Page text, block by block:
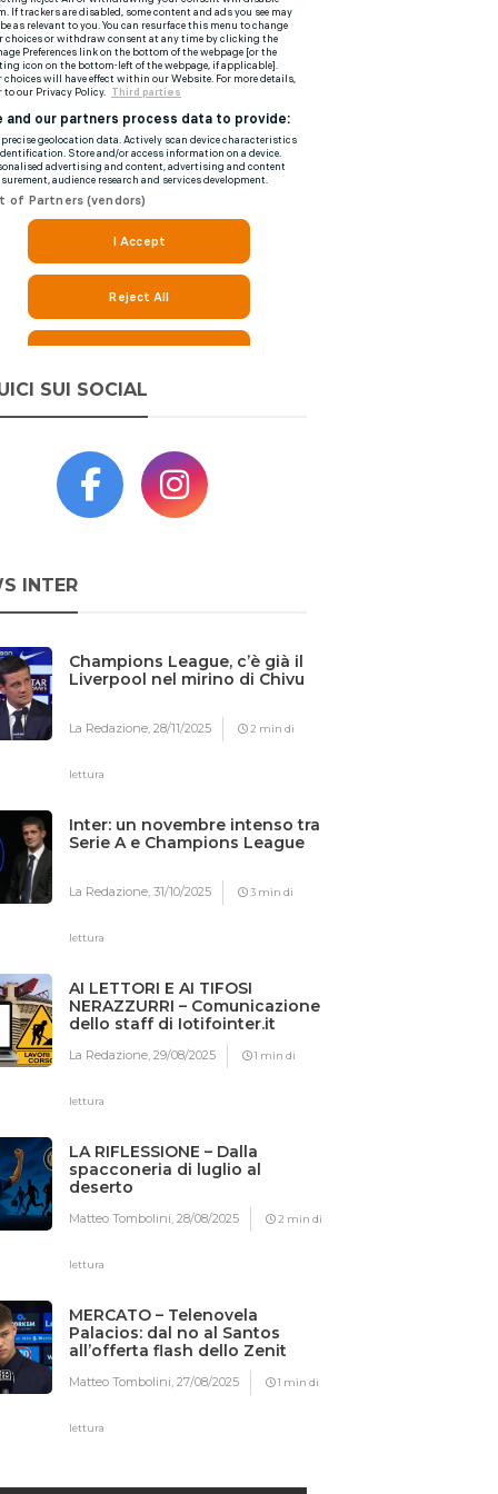
SUI SOCIAL
INTER
Champions League, c’è già il
Liverpool nel mirino di Chivu
La Redazione,28/11/2025 2 min di
lettura
Inter: un novembre intenso tra
Serie A e Champions League
La Redazione,31/10/2025 3 min di
lettura
AI LETTORI E AI TIFOSI
NERAZZURRI – Comunicazione
dello staff di Iotifointer.it
La Redazione,29/08/2025 1 min di
lettura
LA RIFLESSIONE – Dalla
spacconeria di luglio al
deserto
Matteo Tombolini,28/08/2025 2 min di
lettura
MERCATO – Telenovela
Palacios: dal no al Santos
all’offerta flash dello Zenit
Matteo Tombolini,27/08/2025 1 min di
lettura